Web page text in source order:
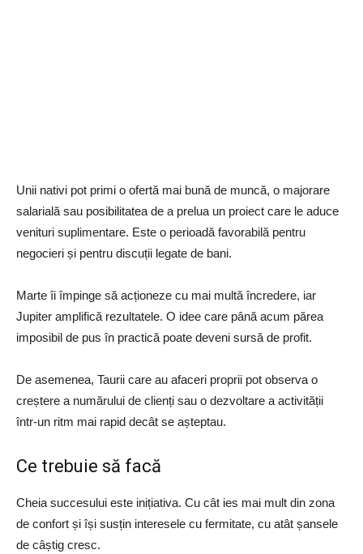
Unii nativi pot primi o ofertă mai bună de muncă, o majorare
salarială sau posibilitatea de a prelua un proiect care le aduce
venituri suplimentare. Este o perioadă favorabilă pentru
negocieri și pentru discuții legate de bani.
Marte îi împinge să acționeze cu mai multă încredere, iar
Jupiter amplifică rezultatele. O idee care până acum părea
imposibil de pus în practică poate deveni sursă de profit.
De asemenea, Taurii care au afaceri proprii pot observa o
creștere a numărului de clienți sau o dezvoltare a activității
într-un ritm mai rapid decât se așteptau.
Ce trebuie să facă
Cheia succesului este inițiativa. Cu cât ies mai mult din zona
de confort și își susțin interesele cu fermitate, cu atât șansele
de câștig cresc.